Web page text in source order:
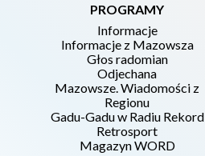
PROGRAMY
Informacje
Informacje z Mazowsza
Głos radomian
Odjechana
Mazowsze. Wiadomości z
Regionu
Gadu-Gadu w Radiu Rekord
Retrosport
Magazyn WORD